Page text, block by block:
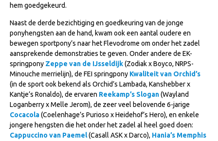
Dekhengsten
Zoek een hengst
HENGSTEN ONLINE
Informatie Hengstenkeuring
AANMELDEN HENGSTENKEURING ONDER HET
ZADEL 2026
Verrichtingsonderzoek NRPS
Verrichtingsonderzoek 2025-2026
hem goedgekeurd.
Naast de derde bezichtiging en goedkeuring van de jonge
ponyhengsten aan de hand, kwam ook een aantal oudere en
bewegen sportpony’s naar het Flevodrome om onder het zadel
aansprekende demonstraties te geven. Onder andere de EK-
springpony Zeppe van de IJsseldijk(Zodiak x Boyco, NRPS-
Minouche merrielijn), de FEI springpony Kwaliteit van Orchid’s
(in de sport ook bekend als Orchid’s Lambada, Kanshebber x
Kantje’s Ronaldo), de ervaren Reekamp’s Slogan(Wayland
Loganberry x Melle Jerom), de zeer veel belovende 6-jarige
Cocacola(Coelenhage’s Purioso x Heidehof’s Hero), en enkele
jongere hengsten die het onder het zadel al heel goed doen:
Cappuccino van Paemel(Casall ASK x Darco), Hania’s Memphis